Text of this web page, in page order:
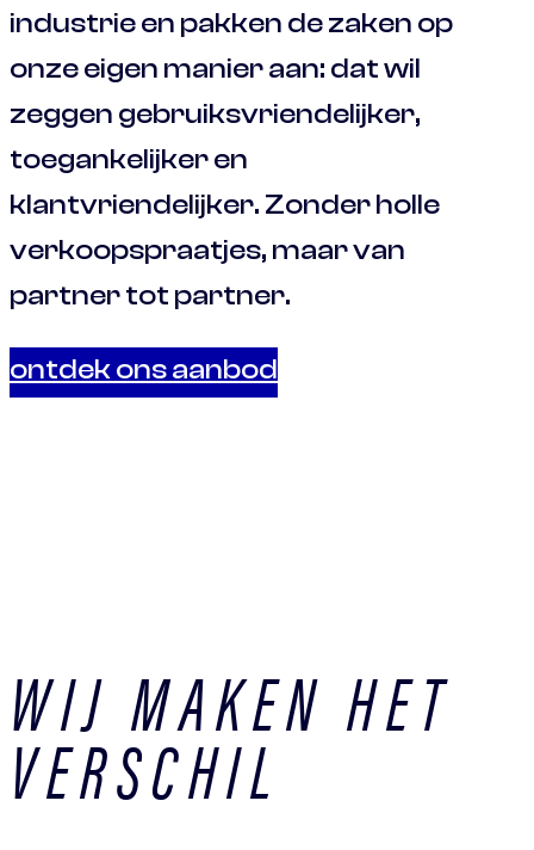
industrie en pakken de zaken op
onze eigen manier aan: dat wil
zeggen gebruiksvriendelijker,
toegankelijker en
klantvriendelijker. Zonder holle
verkoopspraatjes, maar van
partner tot partner.
ontdek ons aanbod
WIJ MAKEN HET
VERSCHIL